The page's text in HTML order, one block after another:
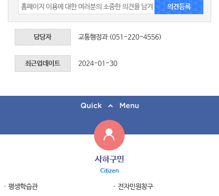
담당자 교통행정과 (051-220-4556)
최근업데이트 2024-01-30
사하구민
Citizen
평생학습관
전자민원창구